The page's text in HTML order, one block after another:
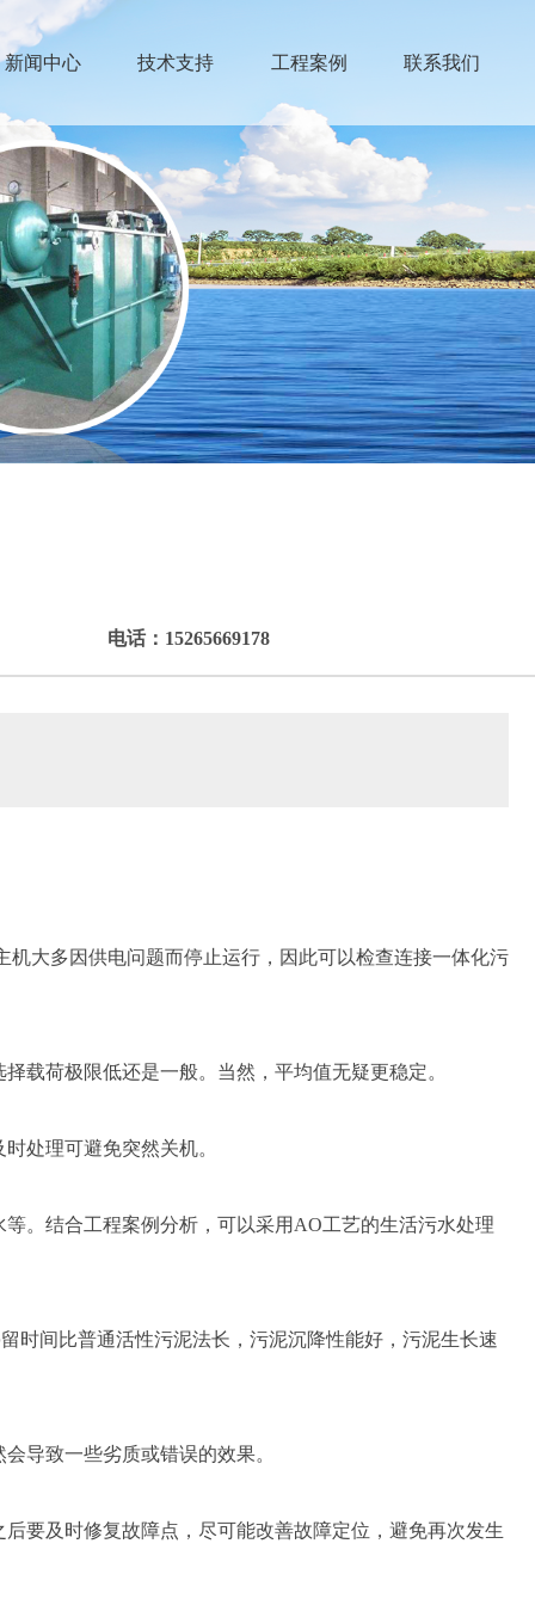
新闻中心 技术支持 工程案例 联系我们
电话：15265669178
大多因供电问题而停止运行，因此可以检查连接一体化污
荷极限低还是一般。当然，平均值无疑更稳定。
处理可避免突然关机。
结合工程案例分析，可以采用AO工艺的生活污水处理
间比普通活性污泥法长，污泥沉降性能好，污泥生长速
导致一些劣质或错误的效果。
及时修复故障点，尽可能改善故障定位，避免再次发生